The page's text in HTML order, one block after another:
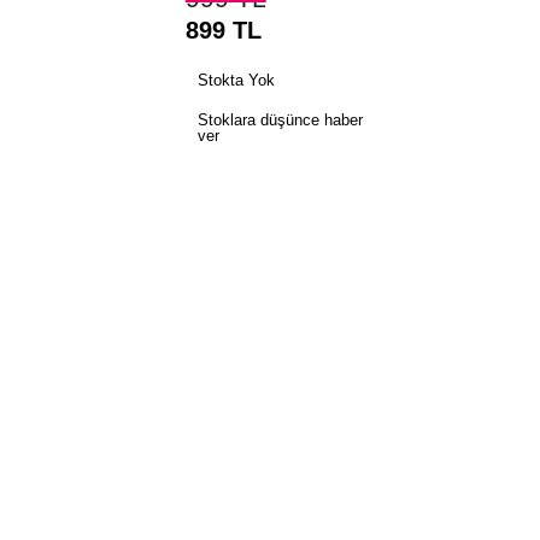
899TL
Stokta Yok
Stoklara düşünce haber
ver